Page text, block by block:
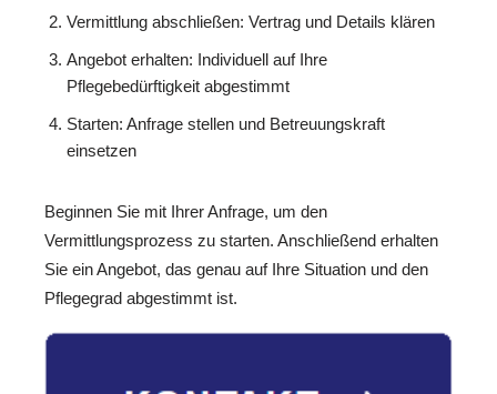
Vermittlung abschließen: Vertrag und Details klären
Angebot erhalten: Individuell auf Ihre
Pflegebedürftigkeit abgestimmt
Starten: Anfrage stellen und Betreuungskraft
einsetzen
Beginnen Sie mit Ihrer Anfrage, um den
Vermittlungsprozess zu starten. Anschließend erhalten
Sie ein Angebot, das genau auf Ihre Situation und den
Pflegegrad abgestimmt ist.